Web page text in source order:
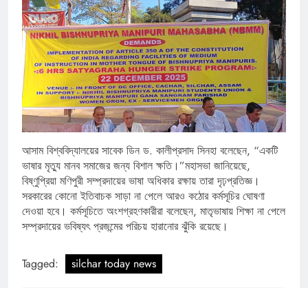
আসাম বিশ্ববিদ্যালয়ের সাবেক ডিন ড. কালীপ্রসাদ সিনহা বলেছেন, “একটি
ভাষার মৃত্যু মানব সমাজের জন্য বিশাল ক্ষতি।”মহাসভা জানিয়েছে,
বিষ্ণুপ্রিয়া মণিপুরী সম্প্রদায়ের ভাষা অধিকার রক্ষায় তারা দৃঢ়প্রতিজ্ঞ।
সরকারের কোনো ইতিবাচক সাড়া না পেলে আরও কঠোর কর্মসূচির ঘোষণা
দেওয়া হবে। কর্মসূচিতে অংশগ্রহণকারীরা বলেছেন, মাতৃভাষায় শিক্ষা না পেলে
সম্প্রদায়ের ভবিষ্যৎ প্রজন্মের পরিচয় হারানোর ঝুঁকি রয়েছে।
Tagged: silchar today news